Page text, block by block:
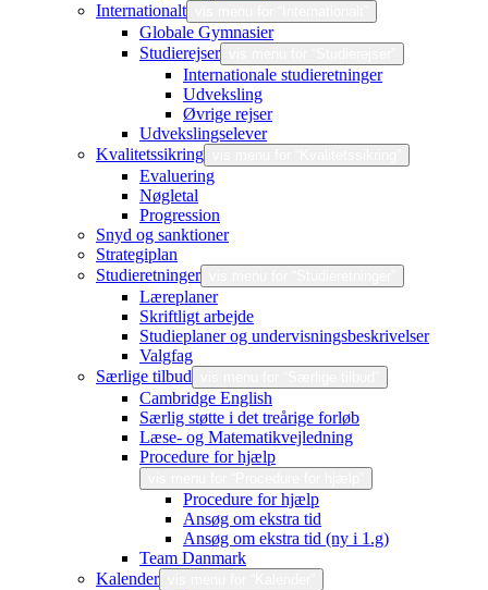
Internationalt
Globale Gymnasier
Studierejser
Internationale studieretninger
Udveksling
Øvrige rejser
Udvekslingselever
Kvalitetssikring
Evaluering
Nøgletal
Progression
Snyd og sanktioner
Strategiplan
Studieretninger
Læreplaner
Skriftligt arbejde
Studieplaner og undervisningsbeskrivelser
Valgfag
Særlige tilbud
Cambridge English
Særlig støtte i det treårige forløb
Læse- og Matematikvejledning
Procedure for hjælp
Procedure for hjælp
Ansøg om ekstra tid
Ansøg om ekstra tid (ny i 1.g)
Team Danmark
Kalender